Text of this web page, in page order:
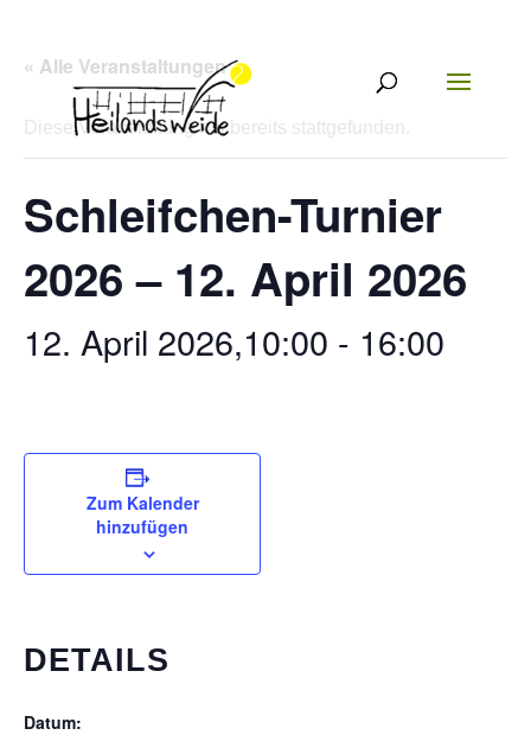
« Alle Veranstaltungen
Diese Veranstaltung hat bereits stattgefunden.
Schleifchen-Turnier
2026 – 12. April 2026
12. April 2026,10:00 - 16:00
Zum Kalender
hinzufügen
DETAILS
Datum: